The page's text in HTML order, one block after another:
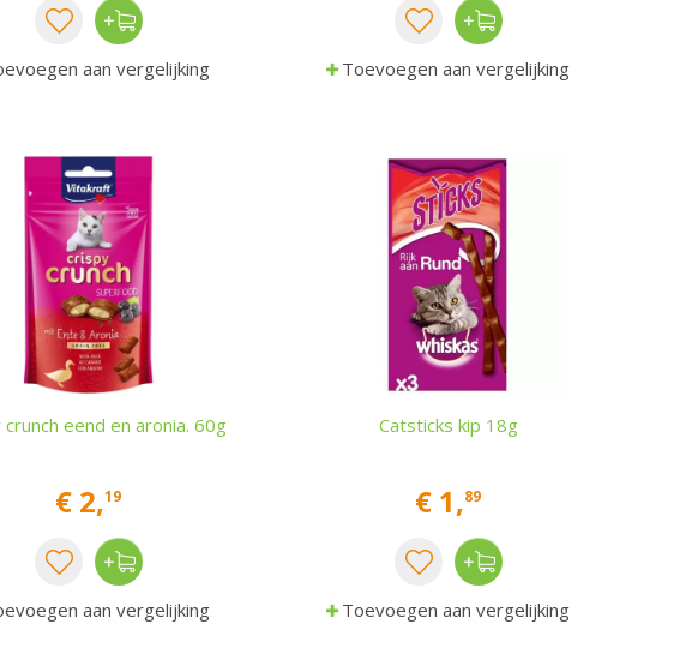
aan vergelijking Toevoegen aan vergelijking
crunch eend en aronia. 60g
€ 2,19
aan vergelijking
Catsticks kip 18g
€ 1,89
Toevoegen aan vergelijking